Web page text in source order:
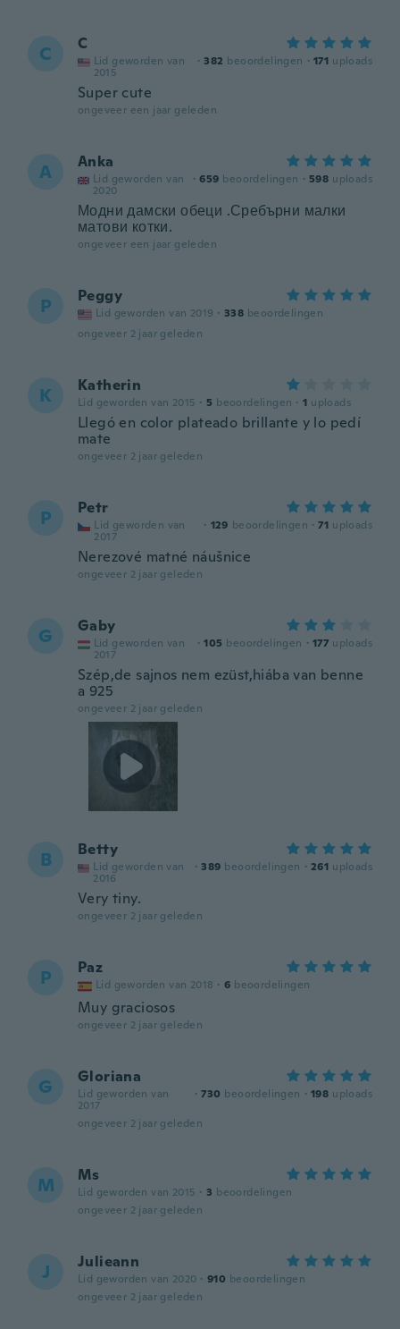
C C
Lid geworden van
2015
· 382 beoordelingen · 171 uploads
Super cute
ongeveer een jaar geleden
A Anka
Lid geworden van
2020
· 659 beoordelingen · 598 uploads
Модни дамски обеци .Сребърни малки
матови котки.
ongeveer een jaar geleden
P Peggy
Lid geworden van 2019 · 338 beoordelingen
ongeveer 2 jaar geleden
K Katherin
Lid geworden van 2015 · 5 beoordelingen · 1 uploads
Llegó en color plateado brillante y lo pedí
mate
ongeveer 2 jaar geleden
P Petr
Lid geworden van
2017
· 129 beoordelingen · 71 uploads
Nerezové matné náušnice
ongeveer 2 jaar geleden
G Gaby
Lid geworden van
2017
· 105 beoordelingen · 177 uploads
Szép,de sajnos nem ezüst,hiába van benne
a 925
ongeveer 2 jaar geleden
B Betty
Lid geworden van
2016
· 389 beoordelingen · 261 uploads
Very tiny.
ongeveer 2 jaar geleden
P Paz
Lid geworden van 2018 · 6 beoordelingen
Muy graciosos
ongeveer 2 jaar geleden
G Gloriana
Lid geworden van
2017
· 730 beoordelingen · 198 uploads
ongeveer 2 jaar geleden
M Ms
Lid geworden van 2015 · 3 beoordelingen
ongeveer 2 jaar geleden
J Julieann
Lid geworden van 2020 · 910 beoordelingen
ongeveer 2 jaar geleden